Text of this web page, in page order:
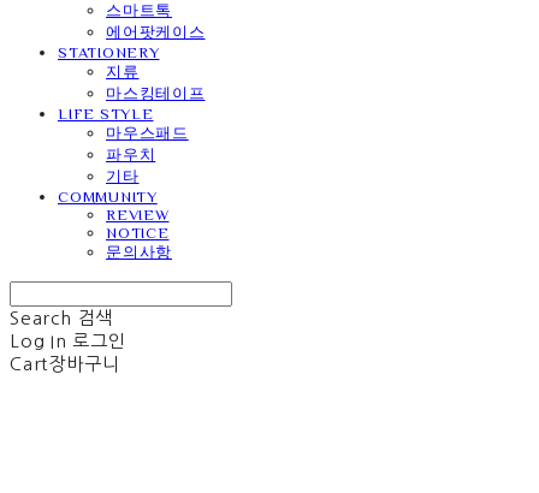
스마트톡
에어팟케이스
STATIONERY
지류
마스킹테이프
LIFE STYLE
마우스패드
파우치
기타
COMMUNITY
REVIEW
NOTICE
문의사항
Search 검색
Log In 로그인
Cart장바구니